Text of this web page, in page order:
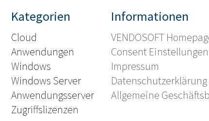
Kategorien
Cloud
Anwendungen
Windows
Windows Server
Anwendungsserver
Zugriffslizenzen
Informationen
VENDOSOFT
Consent Einstellungen
Impressum
Datenschutzerklärung
Allgemeine